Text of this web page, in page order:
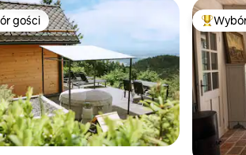
z kategorii Wybór gości
gości